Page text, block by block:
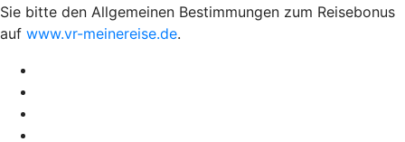
Sie bitte den Allgemeinen Bestimmungen zum Reisebonus
auf www.vr-meinereise.de.